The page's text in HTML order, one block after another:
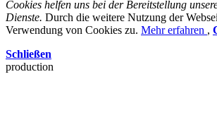
Cookies helfen uns bei der Bereitstellung
Dienste. Durch die weitere Nutzung der
Verwendung von Cookies zu. Mehr erfahren ,
Schließen
production